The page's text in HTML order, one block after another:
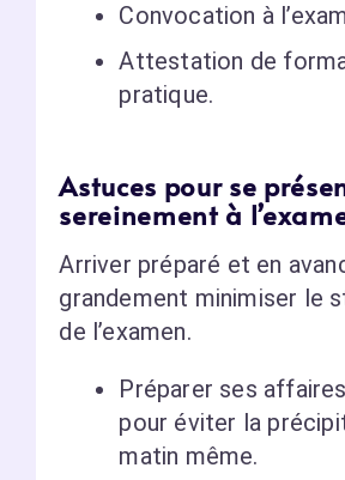
Convocation à
Attestation de
pratique.
Astuces pour se
sereinement à
Arriver préparé et en
grandement minimiser le
de l’examen.
Préparer ses
pour éviter la
matin même.